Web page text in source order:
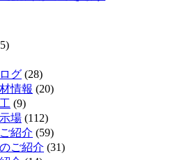
グ (28)
情報 (20)
(9)
場 (112)
紹介 (59)
ご紹介 (31)